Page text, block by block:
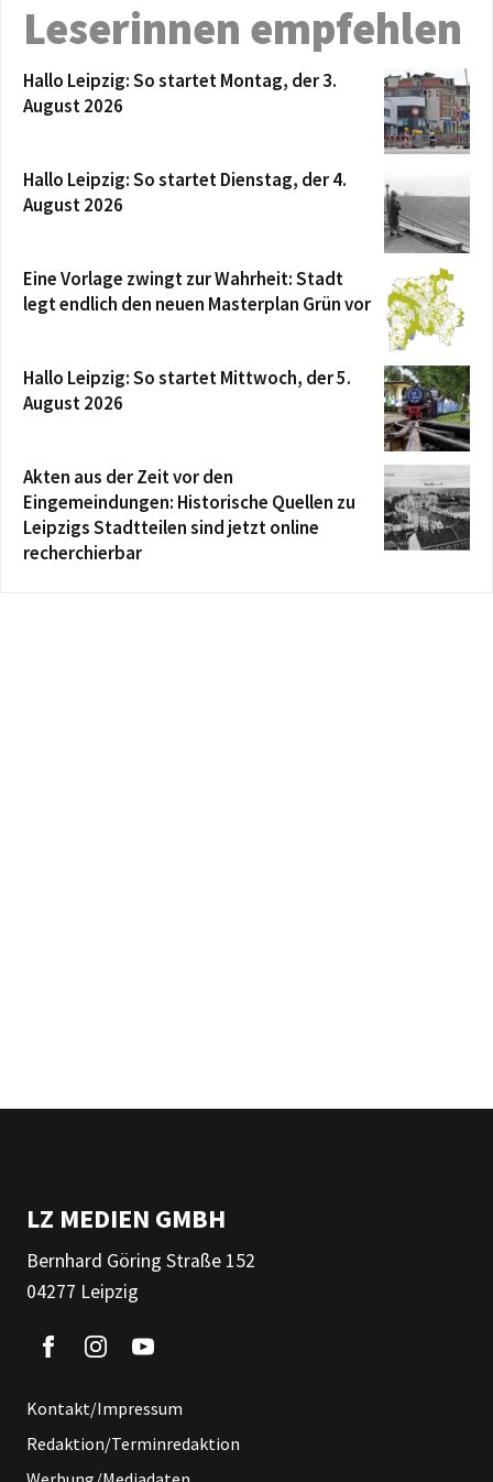
Leserinnen empfehlen
Hallo Leipzig: So startet Montag, der 3.
August 2026
Hallo Leipzig: So startet Dienstag, der 4.
August 2026
Eine Vorlage zwingt zur Wahrheit: Stadt
legt endlich den neuen Masterplan Grün vor
Hallo Leipzig: So startet Mittwoch, der 5.
August 2026
Akten aus der Zeit vor den
Eingemeindungen: Historische Quellen zu
Leipzigs Stadtteilen sind jetzt online
recherchierbar
LZ MEDIEN GMBH
Bernhard Göring Straße 152
04277 Leipzig
Kontakt/Impressum
Redaktion/Terminredaktion